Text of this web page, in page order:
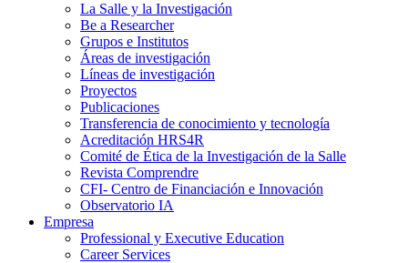
La Salle y la Investigación
Be a Researcher
Grupos e Institutos
Áreas de investigación
Líneas de investigación
Proyectos
Publicaciones
Transferencia de conocimiento y tecnología
Acreditación HRS4R
Comité de Ética de la Investigación de la Salle
Revista Comprendre
CFI- Centro de Financiación e Innovación
Observatorio IA
Empresa
Professional y Executive Education
Career Services